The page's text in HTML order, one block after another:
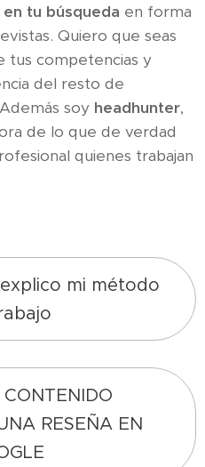
tu búsqueda en forma
Quiero que seas
tus competencias y
del resto de
soy headhunter,
de lo que de verdad
quienes trabajan
mi método
RESEÑA EN